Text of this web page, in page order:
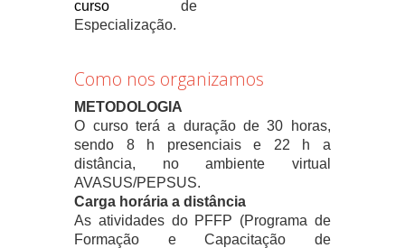
cursode
Especialização.
Como nos organizamos
METODOLOGIA
O curso terá a duração de 30 horas,
sendo 8 h presenciais e 22 h a
distância, no ambiente virtual
AVASUS/PEPSUS.
Carga horária a distância
As atividades do PFFP (Programa de
Formação e Capacitação de